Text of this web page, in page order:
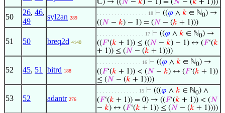
ℂ) → ((𝑁 − 𝑘) − 1) = (𝑁 − (𝑘 + 1)))
50
26, 46,
49
syl2an 289
. . . . . . . . . . . . . . . . . 18 ⊢ ((𝜑 ∧ 𝑘 ∈ ℕ0) →
((𝑁 − 𝑘) − 1) = (𝑁 − (𝑘 + 1)))
51 50 breq2d 4140
. . . . . . . . . . . . . . . . 17 ⊢ ((𝜑 ∧ 𝑘 ∈ ℕ0) →
((𝐹‘(𝑘 + 1)) ≤ ((𝑁 − 𝑘) − 1) ↔ (𝐹‘(𝑘
+ 1)) ≤ (𝑁 − (𝑘 + 1))))
52 45, 51 bitrd 188
. . . . . . . . . . . . . . . 16 ⊢ ((𝜑 ∧ 𝑘 ∈ ℕ0) →
((𝐹‘(𝑘 + 1)) < (𝑁 − 𝑘) ↔ (𝐹‘(𝑘 + 1))
≤ (𝑁 − (𝑘 + 1))))
53 52 adantr 276
. . . . . . . . . . . . . . 15 ⊢ (((𝜑 ∧ 𝑘 ∈ ℕ0) ∧
(𝐹‘(𝑘 + 1)) = 0) → ((𝐹‘(𝑘 + 1)) < (𝑁
− 𝑘) ↔ (𝐹‘(𝑘 + 1)) ≤ (𝑁 − (𝑘 + 1))))